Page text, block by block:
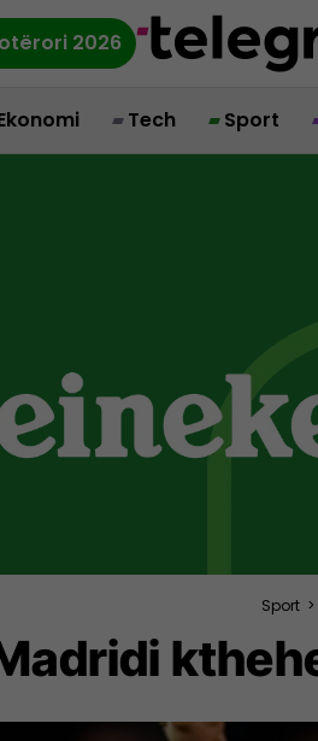
2026
Tech Sport
Sport >